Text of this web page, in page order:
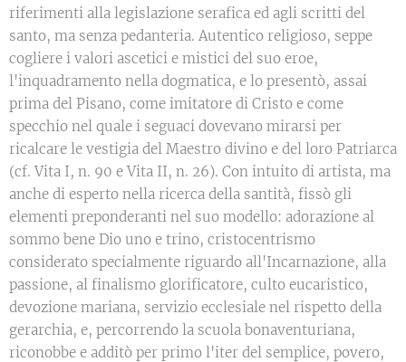
riferimenti alla legislazione serafica ed agli scritti del
santo, ma senza pedanteria. Autentico religioso, seppe
cogliere i valori ascetici e mistici del suo eroe,
l'inquadramento nella dogmatica, e lo presentò, assai
prima del Pisano, come imitatore di Cristo e come
specchio nel quale i seguaci dovevano mirarsi per
ricalcare le vestigia del Maestro divino e del loro Patriarca
(cf. Vita I, n. 90 e Vita II, n. 26). Con intuito di artista, ma
anche di esperto nella ricerca della santità, fissò gli
elementi preponderanti nel suo modello: adorazione al
sommo bene Dio uno e trino, cristocentrismo
considerato specialmente riguardo all'Incarnazione, alla
passione, al finalismo glorificatore, culto eucaristico,
devozione mariana, servizio ecclesiale nel rispetto della
gerarchia, e, percorrendo la scuola bonaventuriana,
riconobbe e additò per primo l'iter del semplice, povero,